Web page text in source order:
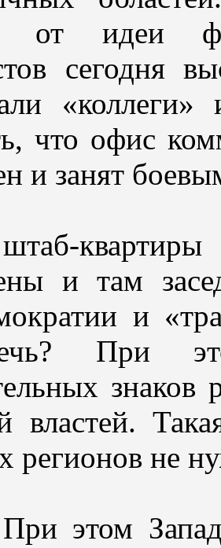
от идеи
сегодня
что офис
и занят
и там
и
При
знаков
властей.
регионов не
этом